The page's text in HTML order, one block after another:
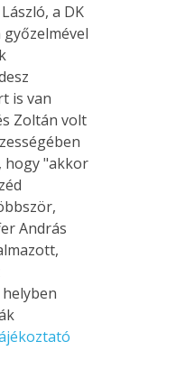
a DK
is van
Zoltán volt
hogy "akkor
András